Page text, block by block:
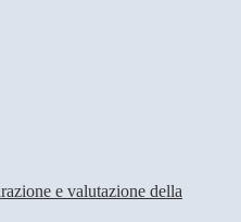
e valutazione della